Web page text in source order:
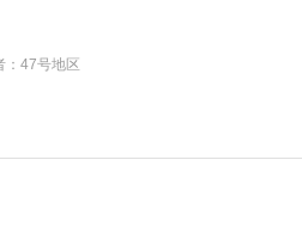
：47号地区